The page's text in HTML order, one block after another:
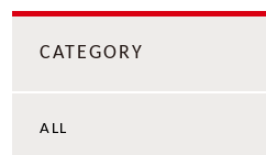
CATEGORY
ALL